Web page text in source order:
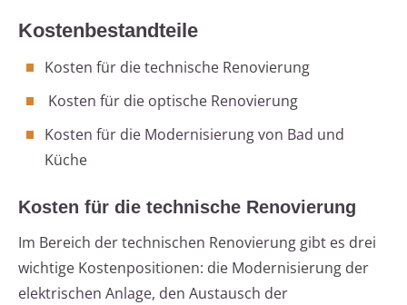
Kostenbestandteile
Kosten für die technische Renovierung
Kosten für die optische Renovierung
Kosten für die Modernisierung von Bad und
Küche
Kosten für die technische Renovierung
Im Bereich der technischen Renovierung gibt es drei
wichtige Kostenpositionen: die Modernisierung der
elektrischen Anlage, den Austausch der